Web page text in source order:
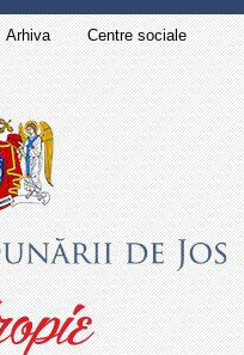
Arhiva
Centre sociale